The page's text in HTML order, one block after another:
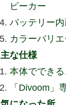
ピーカー
バッテリー
カラーバリ
主な仕様
本体でできる
「Divoom」